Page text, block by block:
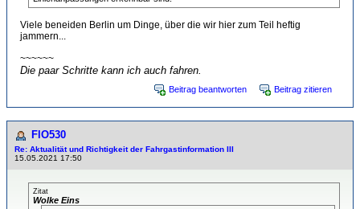
Viele beneiden Berlin um Dinge, über die wir hier zum Teil heftig
jammern...
~~~~~~
Die paar Schritte kann ich auch fahren.
Beitrag beantworten Beitrag zitieren
FlO530
Re: Aktualität und Richtigkeit der Fahrgastinformation III
15.05.2021 17:50
Zitat
Wolke Eins